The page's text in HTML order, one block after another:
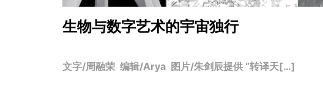
生物与数字艺术的宇宙独行
文字/周融荣 编辑/Arya 图片/朱剑辰提供 “转译天[…]